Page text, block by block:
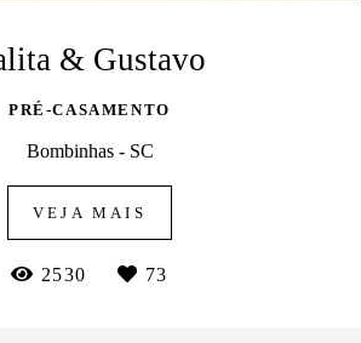
& Gustavo
PRÉ-CASAMENTO
Bombinhas - SC
VEJA MAIS
2530 73